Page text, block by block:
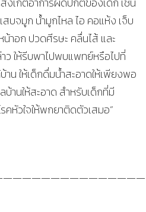
บจมูก น้ำมูกไหล ไอ คอแห้ง เจ็บ
าอก ปวดศีรษะ คลื่นไส้ และ
ว ให้รีบพาไปพบแพทย์หรือไปที่
น ให้เด็กดื่มน้ำสะอาดให้เพียงพอ
นให้สะอาด สำหรับเด็กที่มี
หัวใจให้พกยาติดตัวเสมอ”